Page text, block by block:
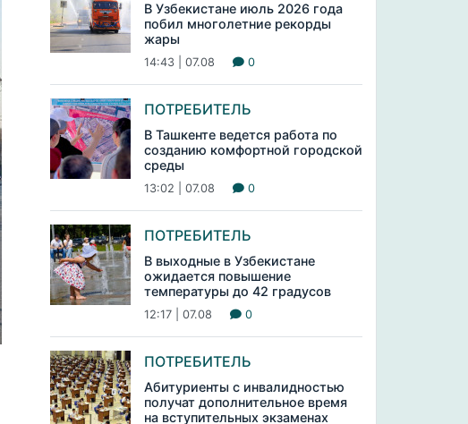
В Узбекистане июль 2026 года
побил многолетние рекорды
жары
14:43 | 07.08 0
ПОТРЕБИТЕЛЬ
В Ташкенте ведется работа по
созданию комфортной городской
среды
13:02 | 07.08 0
ПОТРЕБИТЕЛЬ
В выходные в Узбекистане
ожидается повышение
температуры до 42 градусов
12:17 | 07.08 0
ПОТРЕБИТЕЛЬ
Абитуриенты с инвалидностью
получат дополнительное время
на вступительных экзаменах